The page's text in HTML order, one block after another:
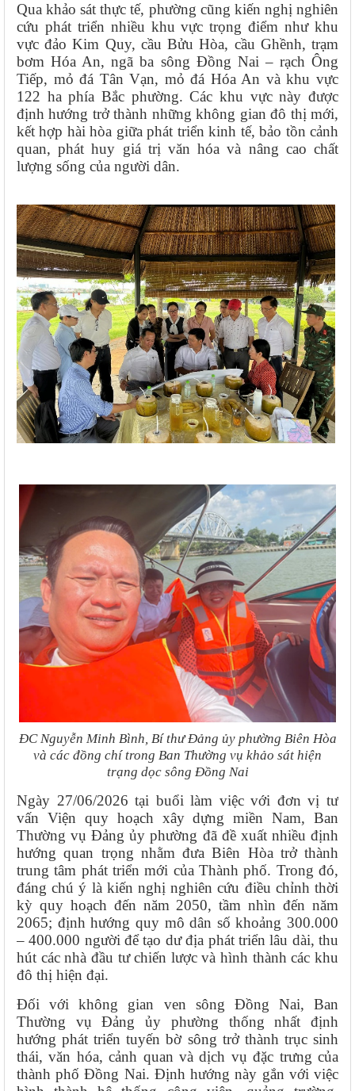
Qua khảo sát thực tế, phường cũng kiến nghị nghiên
cứu phát triển nhiều khu vực trọng điểm như khu
vực đảo Kim Quy, cầu Bửu Hòa, cầu Ghềnh, trạm
bơm Hóa An, ngã ba sông Đồng Nai – rạch Ông
Tiếp, mỏ đá Tân Vạn, mỏ đá Hóa An và khu vực
122 ha phía Bắc phường. Các khu vực này được
định hướng trở thành những không gian đô thị mới,
kết hợp hài hòa giữa phát triển kinh tế, bảo tồn cảnh
quan, phát huy giá trị văn hóa và nâng cao chất
lượng sống của người dân.
ĐC Nguyễn Minh Bình, Bí thư Đảng ủy phường Biên Hòa
và các đồng chí trong Ban Thường vụ khảo sát hiện
trạng dọc sông Đồng Nai
Ngày 27/06/2026 tại buổi làm việc với đơn vị tư
vấn Viện quy hoạch xây dựng miền Nam, Ban
Thường vụ Đảng ủy phường đã đề xuất nhiều định
hướng quan trọng nhằm đưa Biên Hòa trở thành
trung tâm phát triển mới của Thành phố. Trong đó,
đáng chú ý là kiến nghị nghiên cứu điều chỉnh thời
kỳ quy hoạch đến năm 2050, tầm nhìn đến năm
2065; định hướng quy mô dân số khoảng 300.000
– 400.000 người để tạo dư địa phát triển lâu dài, thu
hút các nhà đầu tư chiến lược và hình thành các khu
đô thị hiện đại.
Đối với không gian ven sông Đồng Nai, Ban
Thường vụ Đảng ủy phường thống nhất định
hướng phát triển tuyến bờ sông trở thành trục sinh
thái, văn hóa, cảnh quan và dịch vụ đặc trưng của
thành phố Đồng Nai. Định hướng này gắn với việc